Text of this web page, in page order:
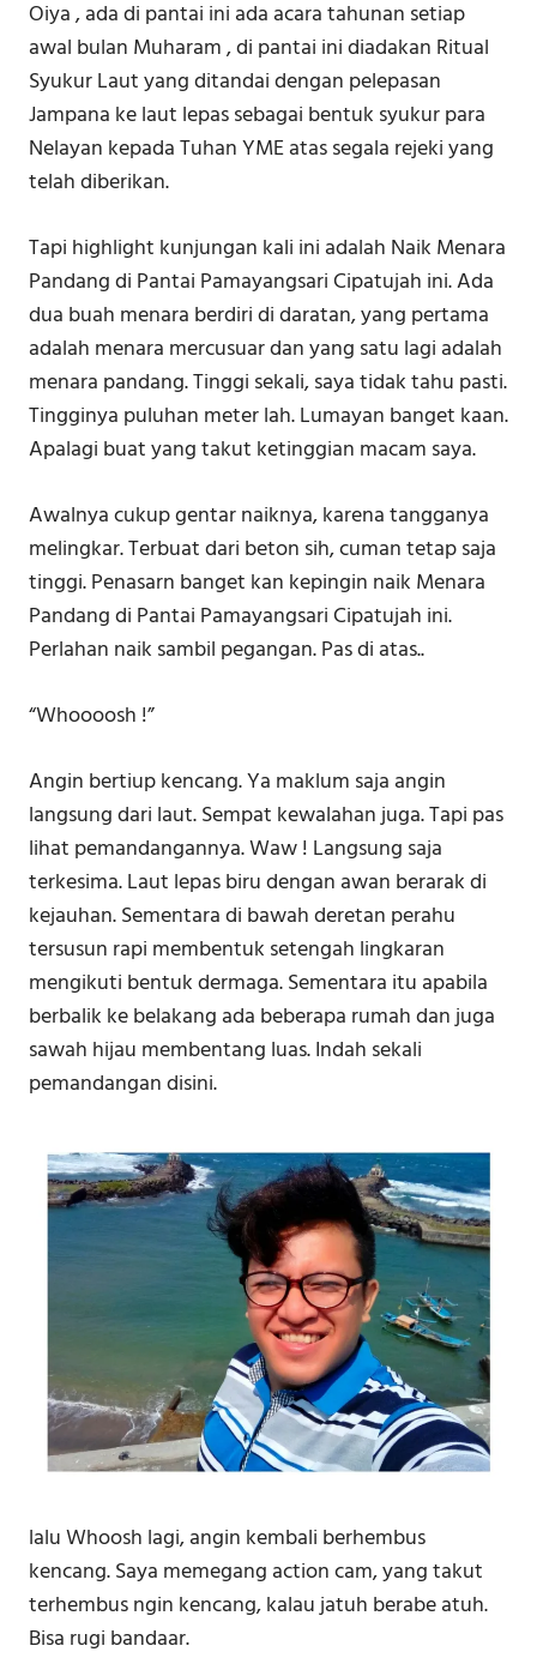
Oiya , ada di pantai ini ada acara tahunan setiap
awal bulan Muharam , di pantai ini diadakan Ritual
Syukur Laut yang ditandai dengan pelepasan
Jampana ke laut lepas sebagai bentuk syukur para
Nelayan kepada Tuhan YME atas segala rejeki yang
telah diberikan.
Tapi highlight kunjungan kali ini adalah Naik Menara
Pandang di Pantai Pamayangsari Cipatujah ini. Ada
dua buah menara berdiri di daratan, yang pertama
adalah menara mercusuar dan yang satu lagi adalah
menara pandang. Tinggi sekali, saya tidak tahu pasti.
Tingginya puluhan meter lah. Lumayan banget kaan.
Apalagi buat yang takut ketinggian macam saya.
Awalnya cukup gentar naiknya, karena tangganya
melingkar. Terbuat dari beton sih, cuman tetap saja
tinggi. Penasarn banget kan kepingin naik Menara
Pandang di Pantai Pamayangsari Cipatujah ini.
Perlahan naik sambil pegangan. Pas di atas..
“Whoooosh !”
Angin bertiup kencang. Ya maklum saja angin
langsung dari laut. Sempat kewalahan juga. Tapi pas
lihat pemandangannya. Waw ! Langsung saja
terkesima. Laut lepas biru dengan awan berarak di
kejauhan. Sementara di bawah deretan perahu
tersusun rapi membentuk setengah lingkaran
mengikuti bentuk dermaga. Sementara itu apabila
berbalik ke belakang ada beberapa rumah dan juga
sawah hijau membentang luas. Indah sekali
pemandangan disini.
lalu Whoosh lagi, angin kembali berhembus
kencang. Saya memegang action cam, yang takut
terhembus ngin kencang, kalau jatuh berabe atuh.
Bisa rugi bandaar.